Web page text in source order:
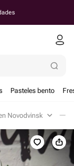
Pasteles bento
Novodvinsk